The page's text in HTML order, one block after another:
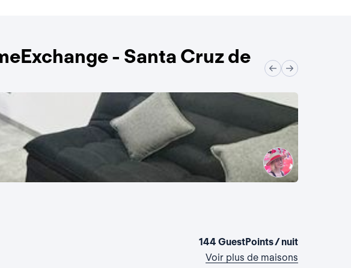
- Santa Cruz de
144 GuestPoints / nuit
Voir plus de maisons